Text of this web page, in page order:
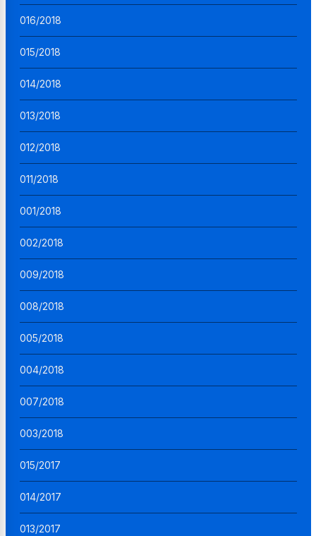
016/2018
015/2018
014/2018
013/2018
012/2018
011/2018
001/2018
002/2018
009/2018
008/2018
005/2018
004/2018
007/2018
003/2018
015/2017
014/2017
013/2017